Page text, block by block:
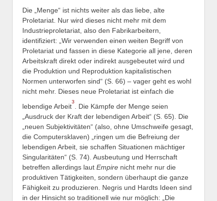
Die „Menge“ ist nichts weiter als das liebe, alte
Proletariat. Nur wird dieses nicht mehr mit dem
Industrieproletariat, also den Fabrikarbeitern,
identifiziert: „Wir verwenden einen weiten Begriff von
Proletariat und fassen in diese Kategorie all jene, deren
Arbeitskraft direkt oder indirekt ausgebeutet wird und
die Produktion und Reproduktion kapitalistischen
Normen unterworfen sind“ (S. 66) – vager geht es wohl
nicht mehr. Dieses neue Proletariat ist einfach die
lebendige Arbeit
3
. Die Kämpfe der Menge seien
„Ausdruck der Kraft der lebendigen Arbeit“ (S. 65). Die
„neuen Subjektivitäten“ (also, ohne Umschweife gesagt,
die Computersklaven) „ringen um die Befreiung der
lebendigen Arbeit, sie schaffen Situationen mächtiger
Singularitäten“ (S. 74). Ausbeutung und Herrschaft
betreffen allerdings laut Empire nicht mehr nur die
produktiven Tätigkeiten, sondern überhaupt die ganze
Fähigkeit zu produzieren. Negris und Hardts Ideen sind
in der Hinsicht so traditionell wie nur möglich: „Die